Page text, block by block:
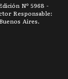
Nº 5968 -
Responsable:
Aires.